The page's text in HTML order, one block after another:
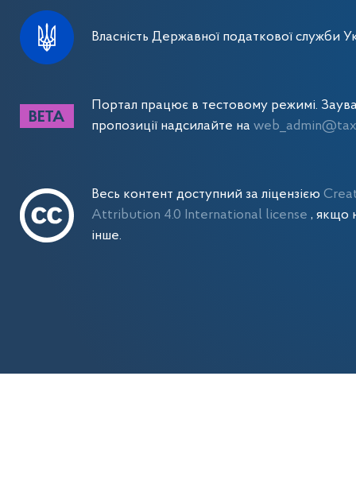
Власність Державної податкової служби
Портал працює в тестовому режимі.
пропозиції надсилайте на
Весь контент доступний за ліцензією
Attribution 4.0 International license , якщо
інше.